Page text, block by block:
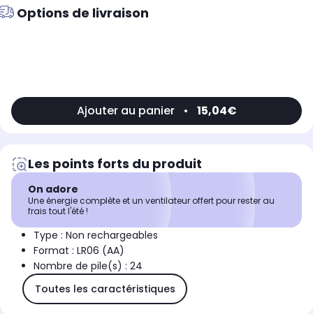
Options de livraison
Ajouter au panier • 15,04€
Les points forts du produit
On adore
Une énergie complète et un ventilateur offert pour rester au
frais tout l'été !
Type : Non rechargeables
Format : LR06 (AA)
Nombre de pile(s) : 24
Toutes les caractéristiques